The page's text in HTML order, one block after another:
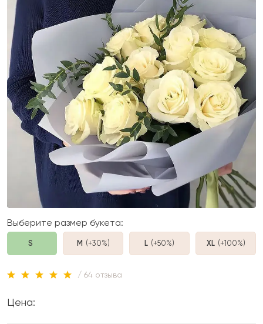
Выберите размер букета:
S M (+30%) L (+50%) XL (+100%)
/ 64 отзыва
Цена: